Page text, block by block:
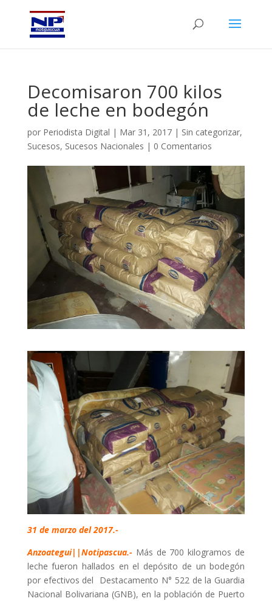
Decomisaron 700 kilos
de leche en bodegón
por Periodista Digital | Mar 31, 2017| Sin categorizar,
Sucesos, Sucesos Nacionales | 0 Comentarios
31 de marzo del 2017.-
Anzoategui||Notipascua.- Más de 700 kilogramos de
leche fueron hallados en el depósito de un bodegón
por efectivos del Destacamento N° 522 de la Guardia
Nacional Bolivariana (GNB), en la población de Puerto